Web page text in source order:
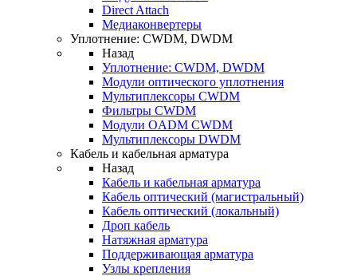
Direct Attach
Медиаконвертеры
Уплотнение: CWDM, DWDM
Назад
Уплотнение: CWDM, DWDM
Модули оптического уплотнения
Мультиплексоры CWDM
Фильтры CWDM
Модули OADM CWDM
Мультиплексоры DWDM
Кабель и кабельная арматура
Назад
Кабель и кабельная арматура
Кабель оптический (магистральный)
Кабель оптический (локальный)
Дроп кабель
Натяжная арматура
Поддерживающая арматура
Узлы крепления